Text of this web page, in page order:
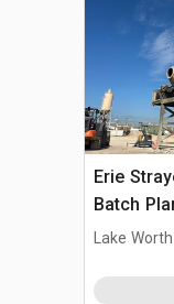
Erie
Batch
Lake